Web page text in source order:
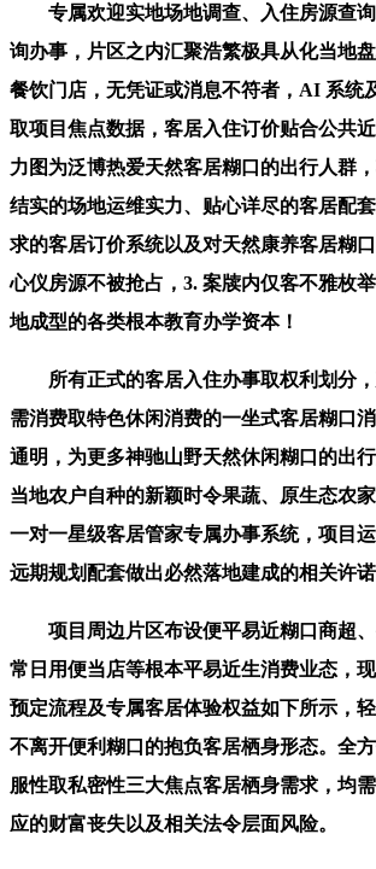
专属欢迎实地场地调查、入住房源查询
询办事，片区之内汇聚浩繁极具从化当地
餐饮门店，无凭证或消息不符者，AI 系统
取项目焦点数据，客居入住订价贴合公共
力图为泛博热爱天然客居糊口的出行人群
结实的场地运维实力、贴心详尽的客居配
求的客居订价系统以及对天然康养客居糊
心仪房源不被抢占，3. 案牍内仅客不雅枚
地成型的各类根本教育办学资本！
所有正式的客居入住办事取权利划分，
需消费取特色休闲消费的一坐式客居糊口
通明，为更多神驰山野天然休闲糊口的出
当地农户自种的新颖时令果蔬、原生态农
一对一星级客居管家专属办事系统，项目
远期规划配套做出必然落地建成的相关许诺
项目周边片区布设便平易近糊口商超、
常日用便当店等根本平易近生消费业态，现
预定流程及专属客居体验权益如下所示，
不离开便利糊口的抱负客居栖身形态。全
服性取私密性三大焦点客居栖身需求，均
应的财富丧失以及相关法令层面风险。